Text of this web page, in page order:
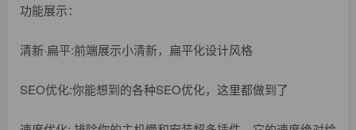
功能展示：
清新·扁平:前端展示小清新，扁平化设计风格
SEO优化:你能想到的各种SEO优化，这里都做到了